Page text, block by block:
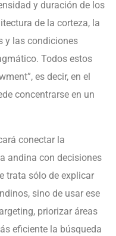
y duración de los
de la corteza, la
y las condiciones
Todos estos
es decir, en el
concentrarse en un
conectar la
andina con decisiones
trata sólo de explicar
sino de usar ese
priorizar áreas
eficiente la búsqueda